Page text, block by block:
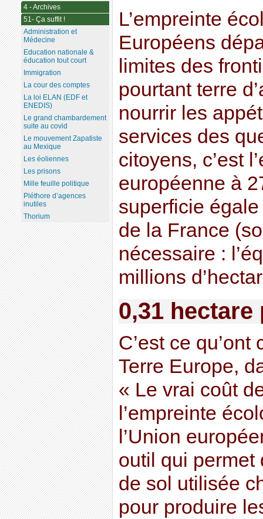
L’empreinte
Européens
limites des
pourtant terre
nourrir les
services des
citoyens, c’est
européenne à
superficie
de la France
nécessaire :
millions
0,31 hectare
C’est ce
Terre Europe,
« Le vrai coût
l’empreinte
l’Union
outil qui permet
de sol utilisée
pour produire
4 - Archives
51- Ça suffit !
Administration et
Médecine
Education nationale &
éducation tout court
Immigration
La cour des comptes
La loi ELAN (EDF et
ENEDIS)
Le grand chambardement
suite au covid
Le mouvement Zapatiste
au Mexique
Les éoliennes
Les prisons
Mille feuille politique
Pléthore d’agences
inutiles
Thorium